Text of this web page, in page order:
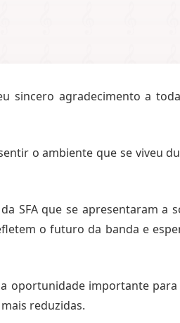
sincero agradecimento a
o ambiente que se viveu
SFA que se apresentaram a
o futuro da banda e
oportunidade importante
reduzidas.